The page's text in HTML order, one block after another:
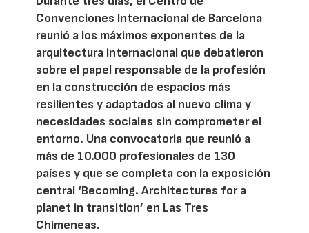
Convenciones Internacional de Barcelona
reunió a los máximos exponentes de la
arquitectura internacional que debatieron
sobre el papel responsable de la profesión
en la construcción de espacios más
resilientes y adaptados al nuevo clima y
necesidades sociales sin comprometer el
entorno. Una convocatoria que reunió a
más de 10.000 profesionales de 130
países y que se completa con la exposición
central ‘Becoming. Architectures for a
planet in transition’ en Las Tres
Chimeneas.